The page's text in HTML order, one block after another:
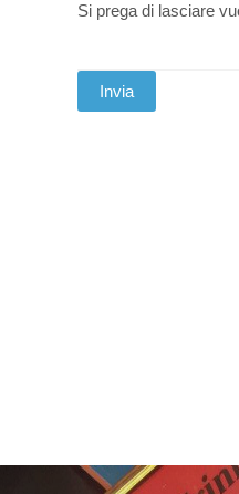
Si prega di lasciare